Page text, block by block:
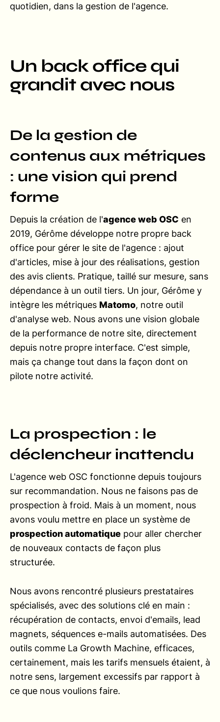
quotidien, dans la gestion de l'agence.
Un back office qui
grandit avec nous
De la gestion de
contenus aux métriques
: une vision qui prend
forme
Depuis la création de l'agence web OSC en
2019, Gérôme développe notre propre back
office pour gérer le site de l'agence : ajout
d'articles, mise à jour des réalisations, gestion
des avis clients. Pratique, taillé sur mesure, sans
dépendance à un outil tiers. Un jour, Gérôme y
intègre les métriques Matomo, notre outil
d'analyse web. Nous avons une vision globale
de la performance de notre site, directement
depuis notre propre interface. C'est simple,
mais ça change tout dans la façon dont on
pilote notre activité.
La prospection : le
déclencheur inattendu
L'agence web OSC fonctionne depuis toujours
sur recommandation. Nous ne faisons pas de
prospection à froid. Mais à un moment, nous
avons voulu mettre en place un système de
prospection automatique pour aller chercher
de nouveaux contacts de façon plus
structurée.
Nous avons rencontré plusieurs prestataires
spécialisés, avec des solutions clé en main :
récupération de contacts, envoi d'emails, lead
magnets, séquences e-mails automatisées. Des
outils comme La Growth Machine, efficaces,
certainement, mais les tarifs mensuels étaient, à
notre sens, largement excessifs par rapport à
ce que nous voulions faire.